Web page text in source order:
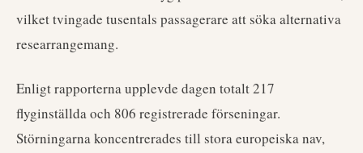
vilket tvingade tusentals passagerare att söka alternativa
researrangemang.
Enligt rapporterna upplevde dagen totalt 217
flyginställda och 806 registrerade förseningar.
Störningarna koncentrerades till stora europeiska nav,